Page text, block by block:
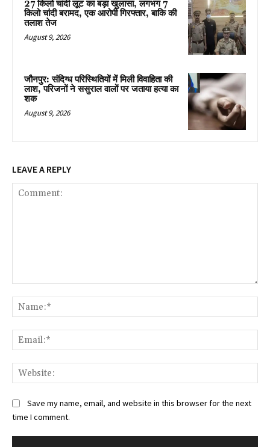
27 किलो चांदी लूट का बड़ा खुलासा, लगभग 7
किलो चांदी बरामद, एक आरोपी गिरफ्तार, बाकि की
तलाश तेज
August 9, 2026
जौनपुर: संदिग्ध परिस्थितियों में मिली विवाहिता की
लाश, परिजनों ने ससुराल वालों पर जताया हत्या का
शक
August 9, 2026
LEAVE A REPLY
Save my name, email, and website in this browser for the next
time I comment.